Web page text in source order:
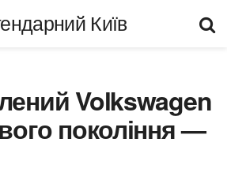
Київ
Volkswagen
покоління —